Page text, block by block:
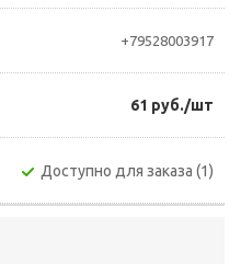
+79528003917
61 руб./шт
Доступно для заказа (1)